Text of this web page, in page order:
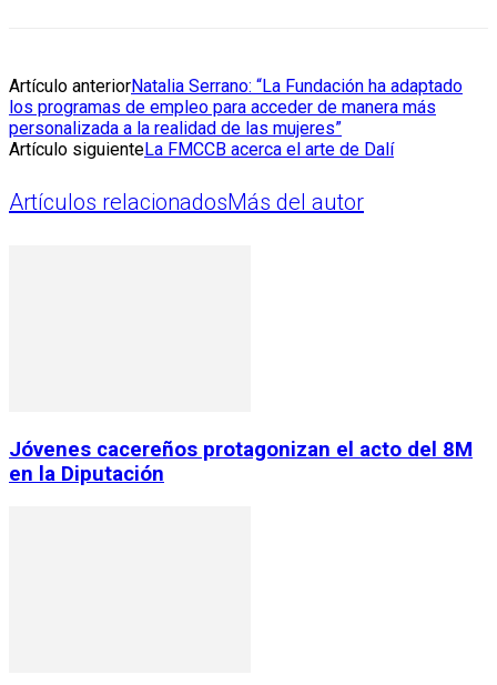
Artículo anteriorNatalia Serrano: “La Fundación ha adaptado
los programas de empleo para acceder de manera más
personalizada a la realidad de las mujeres”
Artículo siguienteLa FMCCB acerca el arte de Dalí
Artículos relacionadosMás del autor
Jóvenes cacereños protagonizan el acto del 8M
en la Diputación